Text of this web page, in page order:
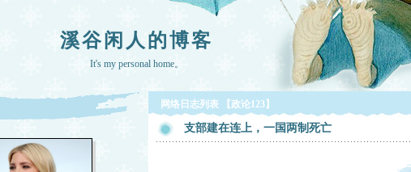
溪谷闲人的博客
It's my personal home。
网络日志列表 【政论123】
支部建在连上，一国两制死亡